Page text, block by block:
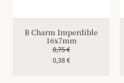
B Charm Imperdible
16x7mm
0,75€
0,38€